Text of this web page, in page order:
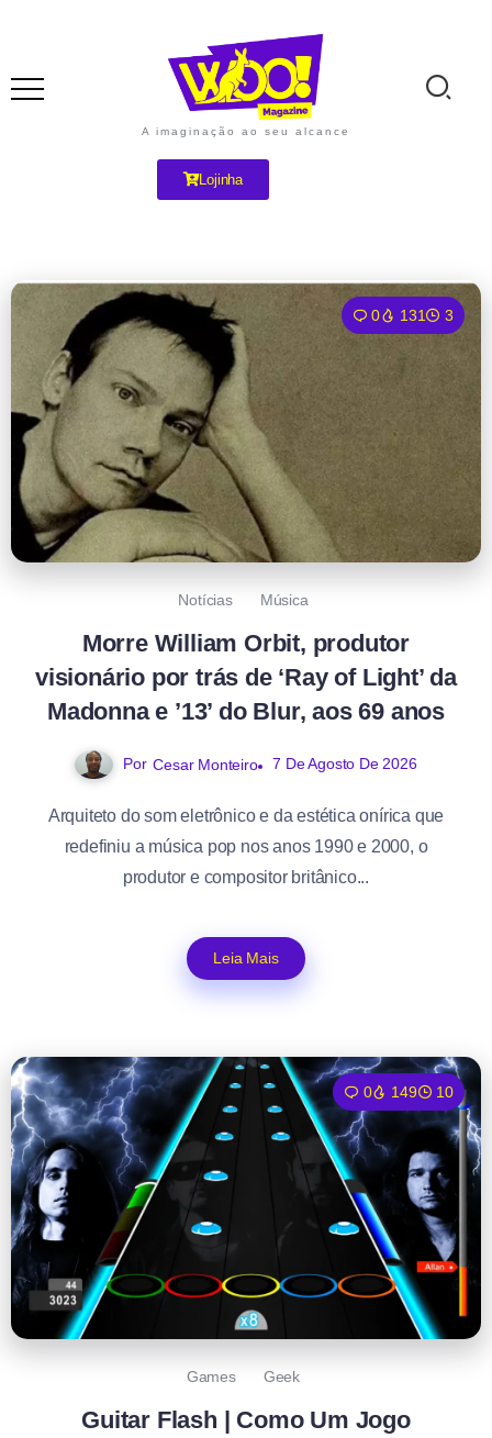
A imaginação ao seu alcance
Lojinha
0 131 3
Notícias Música
Morre William Orbit, produtor
visionário por trás de ‘Ray of Light’ da
Madonna e ’13’ do Blur, aos 69 anos
Por Cesar Monteiro 7 De Agosto De 2026
Arquiteto do som eletrônico e da estética onírica que
redefiniu a música pop nos anos 1990 e 2000, o
produtor e compositor britânico...
Leia Mais
0 149 10
Games Geek
Guitar Flash | Como Um Jogo